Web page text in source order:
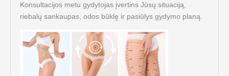
Konsultacijos metu gydytojas įvertins Jūsų situaciją,
riebalų sankaupas, odos būklę ir pasiūlys gydymo planą.